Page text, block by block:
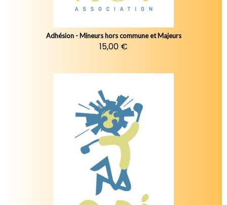
Adhésion - Mineurs hors commune et Majeurs
15,00 €